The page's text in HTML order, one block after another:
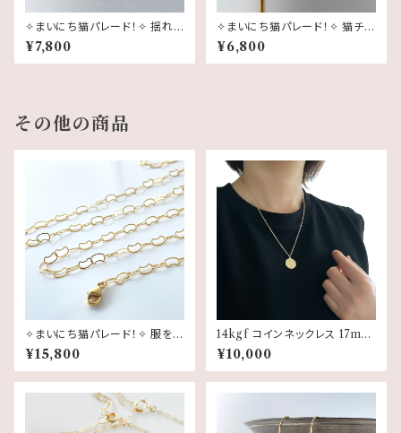
✧まいにち猫パレード！✧ 揺れる
シェル猫｜猫チェーンピアス（イ
ヤリング）｜14kgf｜白猫／黒
猫 猫モチーフ
¥7,800
✧まいにち猫パレード！✧ 猫チェ
ーンピアス（14kgf）軽やかに揺
れる隠れ猫モチーフ 選べる金具
¥6,800
その他の商品
✧まいにち猫パレード！✧ 服を選
ばず、長く使える 猫チェーンネッ
クレス | 14kgf
¥15,800
14kgf コインネックレス 17m
m・長さオーダー可｜日常にそ
っと煌めきを添えるメダイネック
レス《不思議のメダイ》
¥10,000